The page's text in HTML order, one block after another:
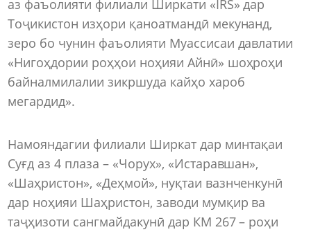
аз фаъолияти филиали Ширкати «IRS» дар
Тоҷикистон изҳори қаноатмандӣ мекунанд,
зеро бо чунин фаъолияти Муассисаи давлатии
«Нигоҳдории роҳҳои ноҳияи Айнӣ» шоҳроҳи
байналмилалии зикршуда кайҳо хароб
мегардид».
Намояндагии филиали Ширкат дар минтақаи
Суғд аз 4 плаза – «Чорух», «Истаравшан»,
«Шаҳристон», «Деҳмой», нуқтаи вазнченкунӣ
дар ноҳияи Шаҳристон, заводи мумқир ва
таҷҳизоти сангмайдакунӣ дар КМ 267 – роҳи